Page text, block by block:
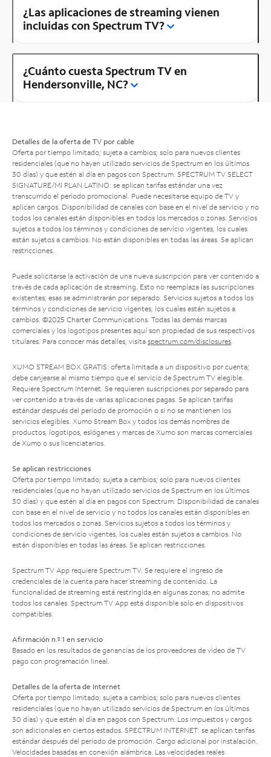
¿Las aplicaciones de streaming vienen
incluidas con Spectrum TV?
¿Cuánto cuesta Spectrum TV en
Hendersonville, NC?
Detalles de la oferta de TV por cable
Oferta por tiempo limitado; sujeta a cambios; solo para nuevos clientes
residenciales (que no hayan utilizado servicios de Spectrum en los últimos
30 días) y que estén al día en pagos con Spectrum. SPECTRUM TV SELECT
SIGNATURE/MI PLAN LATINO: se aplican tarifas estándar una vez
transcurrido el período promocional. Puede necesitarse equipo de TV y
aplican cargos. Disponibilidad de canales con base en el nivel de servicio y no
todos los canales están disponibles en todos los mercados o zonas. Servicios
sujetos a todos los términos y condiciones de servicio vigentes, los cuales
están sujetos a cambios. No están disponibles en todas las áreas. Se aplican
restricciones.
Puede solicitarse la activación de una nueva suscripción para ver contenido a
través de cada aplicación de streaming. Esto no reemplaza las suscripciones
existentes; esas se administrarán por separado. Servicios sujetos a todos los
términos y condiciones de servicio vigentes, los cuales están sujetos a
cambios. ©2025 Charter Communications. Todas las demás marcas
comerciales y los logotipos presentes aquí son propiedad de sus respectivos
titulares. Para conocer más detalles, visita spectrum.com/disclosures
XUMO STREAM BOX GRATIS: oferta limitada a un dispositivo por cuenta;
debe canjearse al mismo tiempo que el servicio de Spectrum TV elegible.
Requiere Spectrum Internet. Se requieren suscripciones por separado para
ver contenido a través de varias aplicaciones pagas. Se aplican tarifas
estándar después del período de promoción o si no se mantienen los
servicios elegibles. Xumo Stream Box y todos los demás nombres de
productos, logotipos, eslóganes y marcas de Xumo son marcas comerciales
de Xumo o sus licenciatarios.
Se aplican restricciones
Oferta por tiempo limitado; sujeta a cambios; solo para nuevos clientes
residenciales (que no hayan utilizado servicios de Spectrum en los últimos
30 días) y que estén al día en pagos con Spectrum. Disponibilidad de canales
con base en el nivel de servicio y no todos los canales están disponibles en
todos los mercados o zonas. Servicios sujetos a todos los términos y
condiciones de servicio vigentes, los cuales están sujetos a cambios. No
están disponibles en todas las áreas. Se aplican restricciones.
Spectrum TV App requiere Spectrum TV. Se requiere el ingreso de
credenciales de la cuenta para hacer streaming de contenido. La
funcionalidad de streaming está restringida en algunas zonas; no admite
todos los canales. Spectrum TV App está disponible solo en dispositivos
compatibles.
Afirmación n.º 1 en servicio
Basado en los resultados de ganancias de los proveedores de video de TV
pago con programación lineal.
Detalles de la oferta de Internet
Oferta por tiempo limitado; sujeta a cambios; solo para nuevos clientes
residenciales (que no hayan utilizado servicios de Spectrum en los últimos
30 días) y que estén al día en pagos con Spectrum. Los impuestos y cargos
son adicionales en ciertos estados. SPECTRUM INTERNET: se aplican tarifas
estándar después del período de promoción. Cargo adicional por instalación.
Velocidades basadas en conexión alámbrica. Las velocidades reales